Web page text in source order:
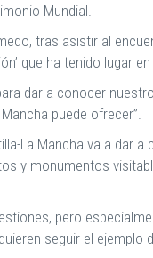
Mundial.
tras asistir al
que ha tenido lugar en
dar a conocer nuestro
puede ofrecer”.
La Mancha va a dar a
y monumentos
pero
seguir el ejemplo